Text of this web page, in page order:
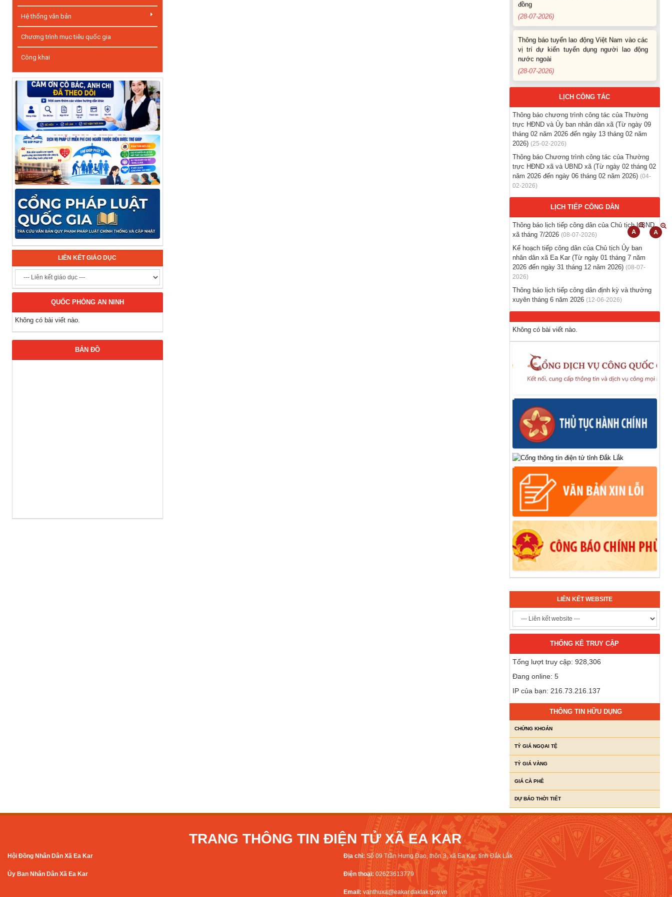
Hệ thống văn bản
Chương trình mục tiêu quốc gia
Công khai
LIÊN KẾT GIÁO DỤC
QUỐC PHÒNG AN NINH
Không có bài viết nào.
BẢN ĐỒ
(28-07-2026)
Thông báo tuyển lao động Việt Nam vào các
vị trí dự kiến tuyển dụng người lao động
nước ngoài
(28-07-2026)
Thông báo Tuyển lao động Việt Nam vào
các vị trí dự kiến tuyển dụng người lao động
nước ngoài
(07-08-2026)
Thông báo các khóa đào tạo năm học 2026-
2027
(04-08-2026)
Thông báo hỗ trợ tư vấn, tuyển dụng lao
động đi làm việc trong tỉnh
(03-08-2026)
Thông báo hỗ trợ tư vấn, tuyển dụng lao
động đi làm việc ở nước ngoài theo hợp
đồng
(28-07-2026)
Thông báo tuyển lao động Việt Nam vào các
vị trí dự kiến tuyển dụng người lao động
LỊCH CÔNG TÁC
Thông báo chương trình công tác của Thường
trực HĐND và Ủy ban nhân dân xã (Từ ngày 09
tháng 02 năm 2026 đến ngày 13 tháng 02 năm
2026) (25-02-2026)
Thông báo Chương trình công tác của Thường
trực HĐND xã và UBND xã (Từ ngày 02 tháng 02
năm 2026 đến ngày 06 tháng 02 năm 2026) (04-
02-2026)
LỊCH TIẾP CÔNG DÂN
Thông báo lịch tiếp công dân của Chủ tịch UBND
xã tháng 7/2026 (08-07-2026)
Kế hoạch tiếp công dân của Chủ tịch Ủy ban
nhân dân xã Ea Kar (Từ ngày 01 tháng 7 năm
2026 đến ngày 31 tháng 12 năm 2026) (08-07-
2026)
Thông báo lịch tiếp công dân định kỳ và thường
xuyên tháng 6 năm 2026 (12-06-2026)
Không có bài viết nào.
LIÊN KẾT WEBSITE
THỐNG KÊ TRUY CẬP
Tổng lượt truy cập: 928,306
Đang online: 5
IP của bạn: 216.73.216.137
THÔNG TIN HỮU DỤNG
CHỨNG KHOÁN
TỶ GIÁ NGỌAI TỆ
TỶ GIÁ VÀNG
GIÁ CÀ PHÊ
DỰ BÁO THỜI TIẾT
TRANG THÔNG TIN ĐIỆN TỬ XÃ EA KAR
Hội Đồng Nhân Dân Xã Ea Kar
Ủy Ban Nhân Dân Xã Ea Kar
Địa chỉ:Số 09 Trần Hưng Đạo, thôn 3, xã Ea Kar, tỉnh Đắk Lắk
Điện thoại:02623613779
Email: vanthuxa@eakar.daklak.gov.vn